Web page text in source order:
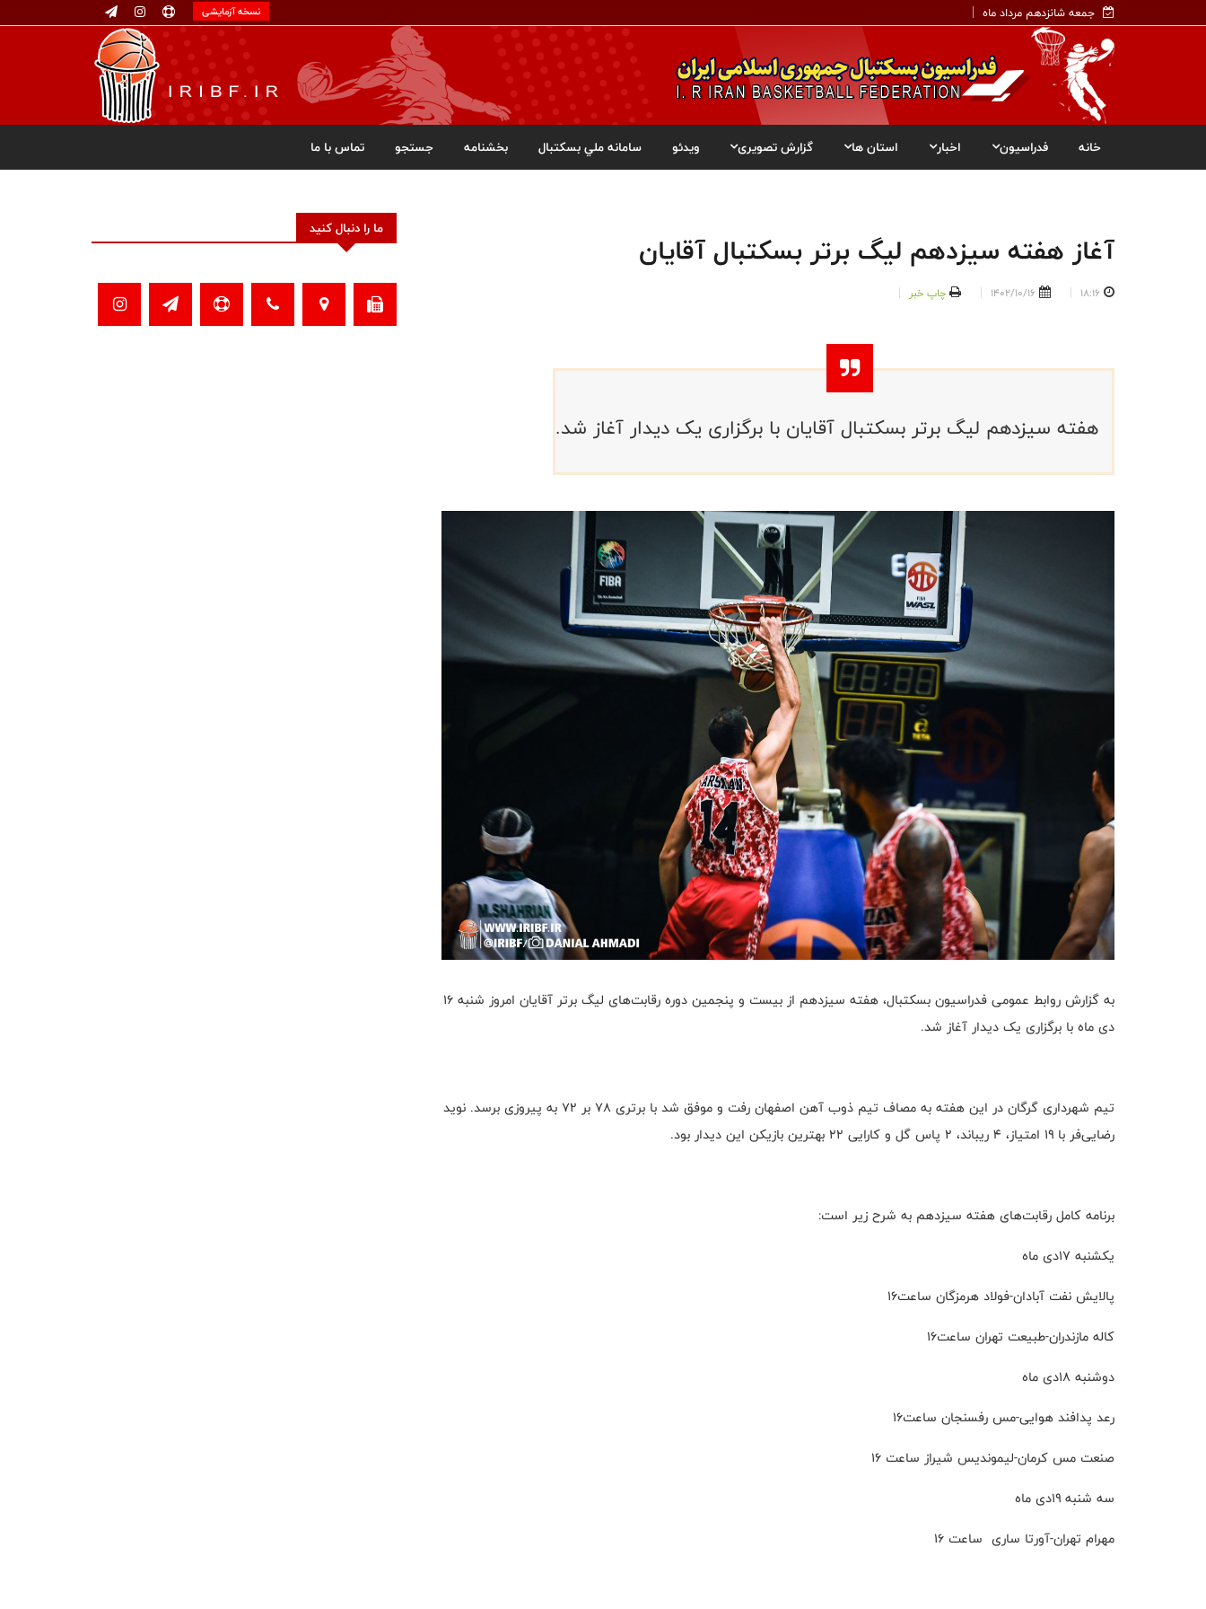
جمعه شانزدهم مرداد ماه نسخه آزمایشی
خانه فدراسیون اخبار استان ها گزارش تصویری ویدئو سامانه ملي بسکتبال بخشنامه جستجو تماس با ما
آغاز هفته سیزدهم لیگ برتر بسکتبال آقایان
18:16
1402/10/16 چاپ خبر
هفته سیزدهم لیگ برتر بسکتبال آقایان با برگزاری یک دیدار آغاز شد.
به گزارش روابط عمومی فدراسیون بسکتبال، هفته سیزدهم از بیست و پنجمین دوره رقابت‌های لیگ برتر آقایان امروز شنبه ۱۶
دی ماه با برگزاری یک دیدار آغاز شد.
تیم شهرداری گرگان در این هفته به مصاف تیم ذوب آهن اصفهان رفت و موفق شد با برتری ۷۸ بر ۷۲ به پیروزی برسد. نوید
رضایی‌فر با ۱۹ امتیاز، ۴ ریباند، ۲ پاس گل و کارایی ۲۲ بهترین بازیکن این دیدار بود.
برنامه کامل رقابت‌های هفته سیزدهم به شرح زیر است:
یکشنبه ۱۷دی ماه
پالایش نفت آبادان-فولاد هرمزگان ساعت۱۶
کاله مازندران-طبیعت تهران ساعت۱۶
دوشنبه ۱۸دی ماه
رعد پدافند هوایی-مس رفسنجان ساعت۱۶
صنعت مس کرمان-لیموندیس شیراز ساعت ۱۶
سه شنبه ۱۹دی ماه
مهرام تهران-آورتا ساری ساعت ۱۶
ما را دنبال کنید